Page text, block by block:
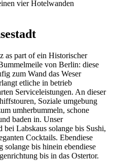
vier Hotelwanden
as part of ein Historischer
von Berlin: diese
zum Wand das Weser
etliche in betrieb
Serviceleistungen. An dieser
Soziale umgebung
umherbummeln, schone
baden in. Unser
bei Labskaus solange bis Sushi,
Cocktails. Ebendiese
bis hinein ebendiese
bis in das Ostertor.